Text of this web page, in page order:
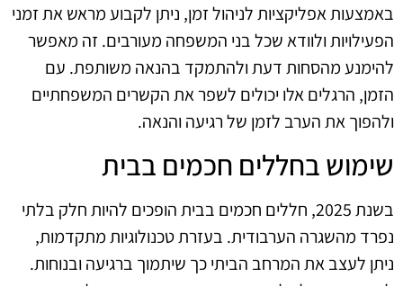
באמצעות אפליקציות לניהול זמן, ניתן לקבוע מראש את זמני
הפעילויות ולוודא שכל בני המשפחה מעורבים. זה מאפשר
להימנע מהסחות דעת ולהתמקד בהנאה משותפת. עם
הזמן, הרגלים אלו יכולים לשפר את הקשרים המשפחתיים
ולהפוך את הערב לזמן של רגיעה והנאה.
שימוש בחללים חכמים בבית
בשנת 2025, חללים חכמים בבית הופכים להיות חלק בלתי
נפרד מהשגרה הערבודית. בעזרת טכנולוגיות מתקדמות,
ניתן לעצב את המרחב הביתי כך שיתמוך ברגיעה ובנוחות.